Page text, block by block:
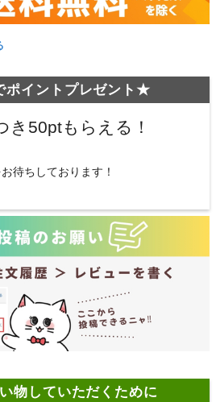
ポイントプレゼント★
50ptもらえる！
待ちしております！
物していただくために